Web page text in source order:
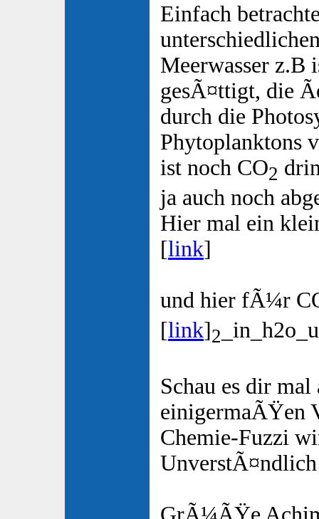
Einfach
Meerwasser z.B
gesÃ¤ttigt, die
durch die
Phytoplanktons
ist noch CO2
ja auch noch
Hier mal ein
[link]
und hier fÃ¼r
[link]2
Schau es dir
einigermaÃŸen
Chemie-Fuzzi